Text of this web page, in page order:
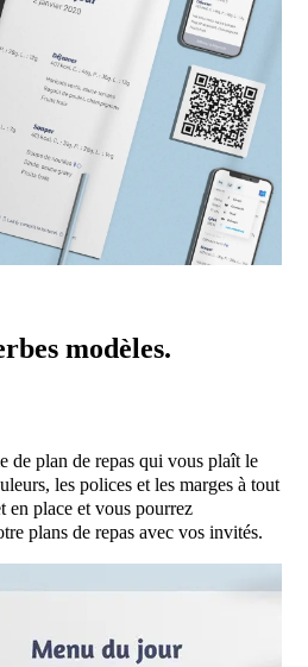
modèles.
de plan de repas qui vous plaît le
les polices et les marges à tout
en place et vous pourrez
plans de repas avec vos invités.